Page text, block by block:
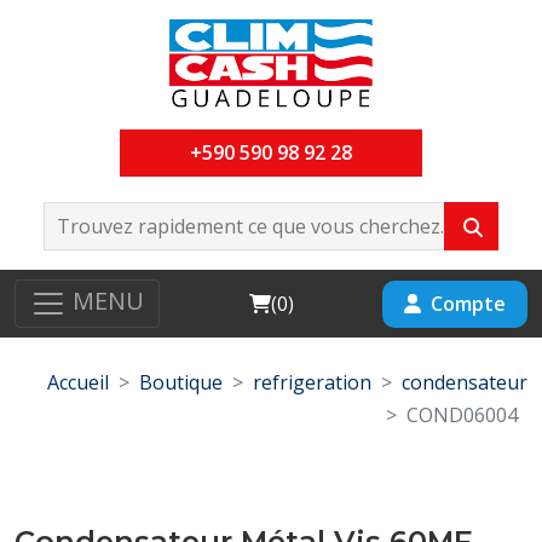
+590 590 98 92 28
MENU Cart
(0) Compte
Accueil Boutique refrigeration
condensateur
COND06004